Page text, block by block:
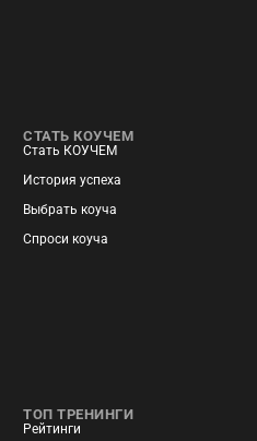
СТАТЬ КОУЧЕМ
Стать КОУЧЕМ
История успеха
Выбрать коуча
Спроси коуча
ТОП ТРЕНИНГИ
Рейтинги